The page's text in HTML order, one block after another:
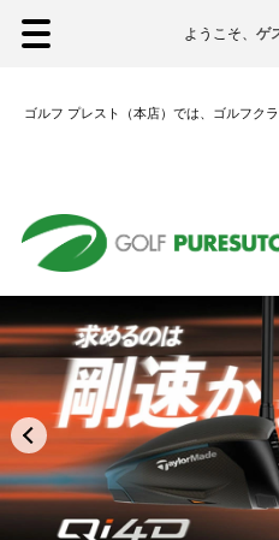
ようこそ、 ゲ
ゴルフ プレスト（本店）では、ゴルフク
XXLサイズ
24.5cm
25.0cm
25.5cm
26.0cm
26.5cm